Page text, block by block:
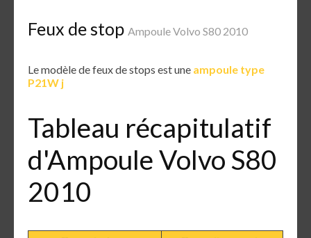
Feux de stop Ampoule Volvo S80 2010
Le modèle de feux de stops est une ampoule type
P21W j
Tableau récapitulatif
d'Ampoule Volvo S80
2010